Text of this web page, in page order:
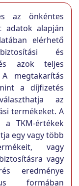
az önkéntes
adatok alapján
elérhető
és
azok teljes
megtakarítás
a díjfizetés
az
termékeket. A
TKM-értékek
egy vagy több
vagy
vagy
eredménye
formában